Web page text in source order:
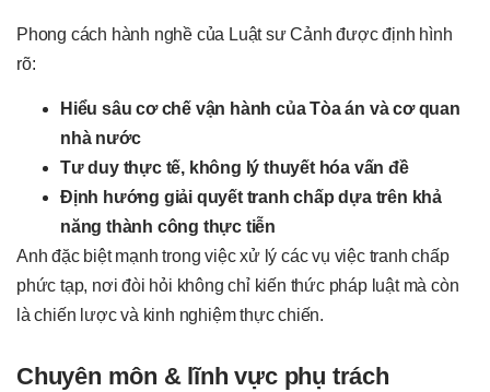
Phong cách hành nghề của Luật sư Cảnh được định hình
rõ:
Hiểu sâu cơ chế vận hành của Tòa án và cơ quan
nhà nước
Tư duy thực tế, không lý thuyết hóa vấn đề
Định hướng giải quyết tranh chấp dựa trên khả
năng thành công thực tiễn
Anh đặc biệt mạnh trong việc xử lý các vụ việc tranh chấp
phức tạp, nơi đòi hỏi không chỉ kiến thức pháp luật mà còn
là chiến lược và kinh nghiệm thực chiến.
Chuyên môn & lĩnh vực phụ trách